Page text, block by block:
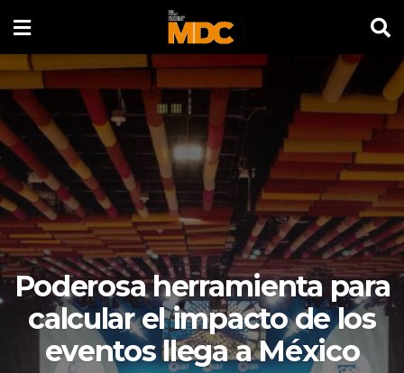
Poderosa herramienta para
calcular el impacto de los
eventos llega a México